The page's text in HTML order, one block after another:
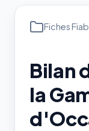
Fiches
Bilan
la